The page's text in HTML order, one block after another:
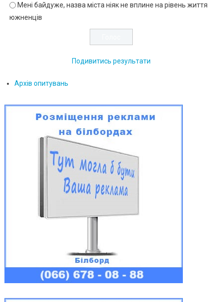
Мені байдуже, назва міста ніяк не вплине на рівень життя
южненців
Подивитись результати
Архів опитувань